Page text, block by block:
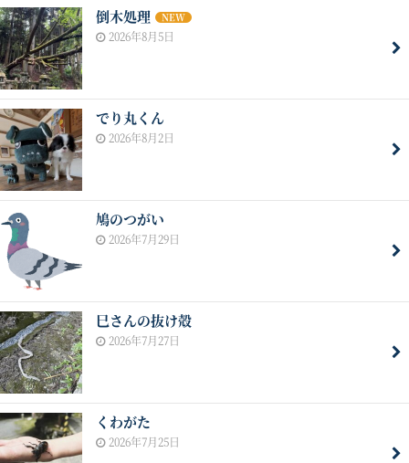
倒木処理 NEW
2026年8月5日
でり丸くん
2026年8月2日
鳩のつがい
2026年7月29日
巳さんの抜け殻
2026年7月27日
くわがた
2026年7月25日